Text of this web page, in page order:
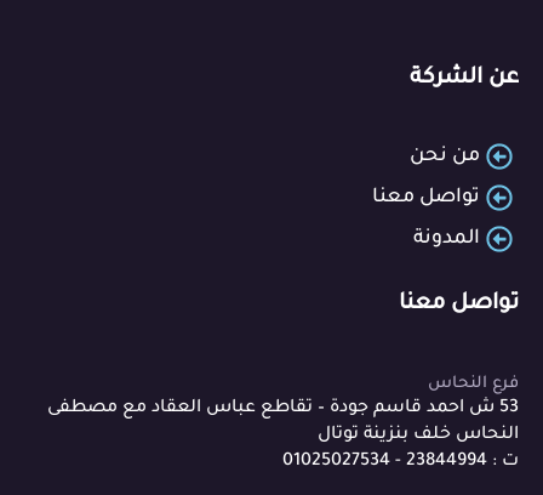
عن الشركة
من نحن
تواصل معنا
المدونة
تواصل معنا
فرع النحاس
53 ش احمد قاسم جودة – تقاطع عباس العقاد مع مصطفى
النحاس خلف بنزينة توتال
ت : 23844994 - 01025027534